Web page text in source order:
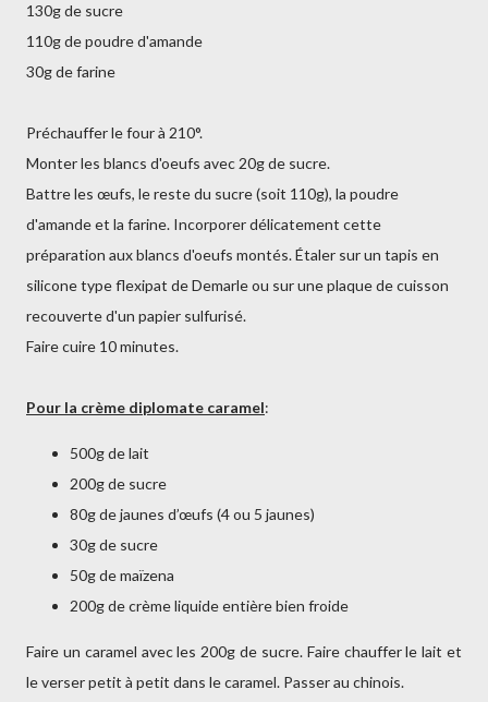
130g de sucre
110g de poudre d'amande
30g de farine
Préchauffer le four à 210°.
Monter les blancs d'oeufs avec 20g de sucre.
Battre les œufs, le reste du sucre (soit 110g), la poudre
d'amande et la farine. Incorporer délicatement cette
préparation aux blancs d'oeufs montés. Étaler sur un tapis en
silicone type flexipat de Demarle ou sur une plaque de cuisson
recouverte d'un papier sulfurisé.
Faire cuire 10 minutes.
Pour la crème diplomate caramel:
500g de lait
200g de sucre
80g de jaunes d’œufs (4 ou 5 jaunes)
30g de sucre
50g de maïzena
200g de crème liquide entière bien froide
Faire un caramel avec les 200g de sucre. Faire chauffer le lait et
le verser petit à petit dans le caramel. Passer au chinois.